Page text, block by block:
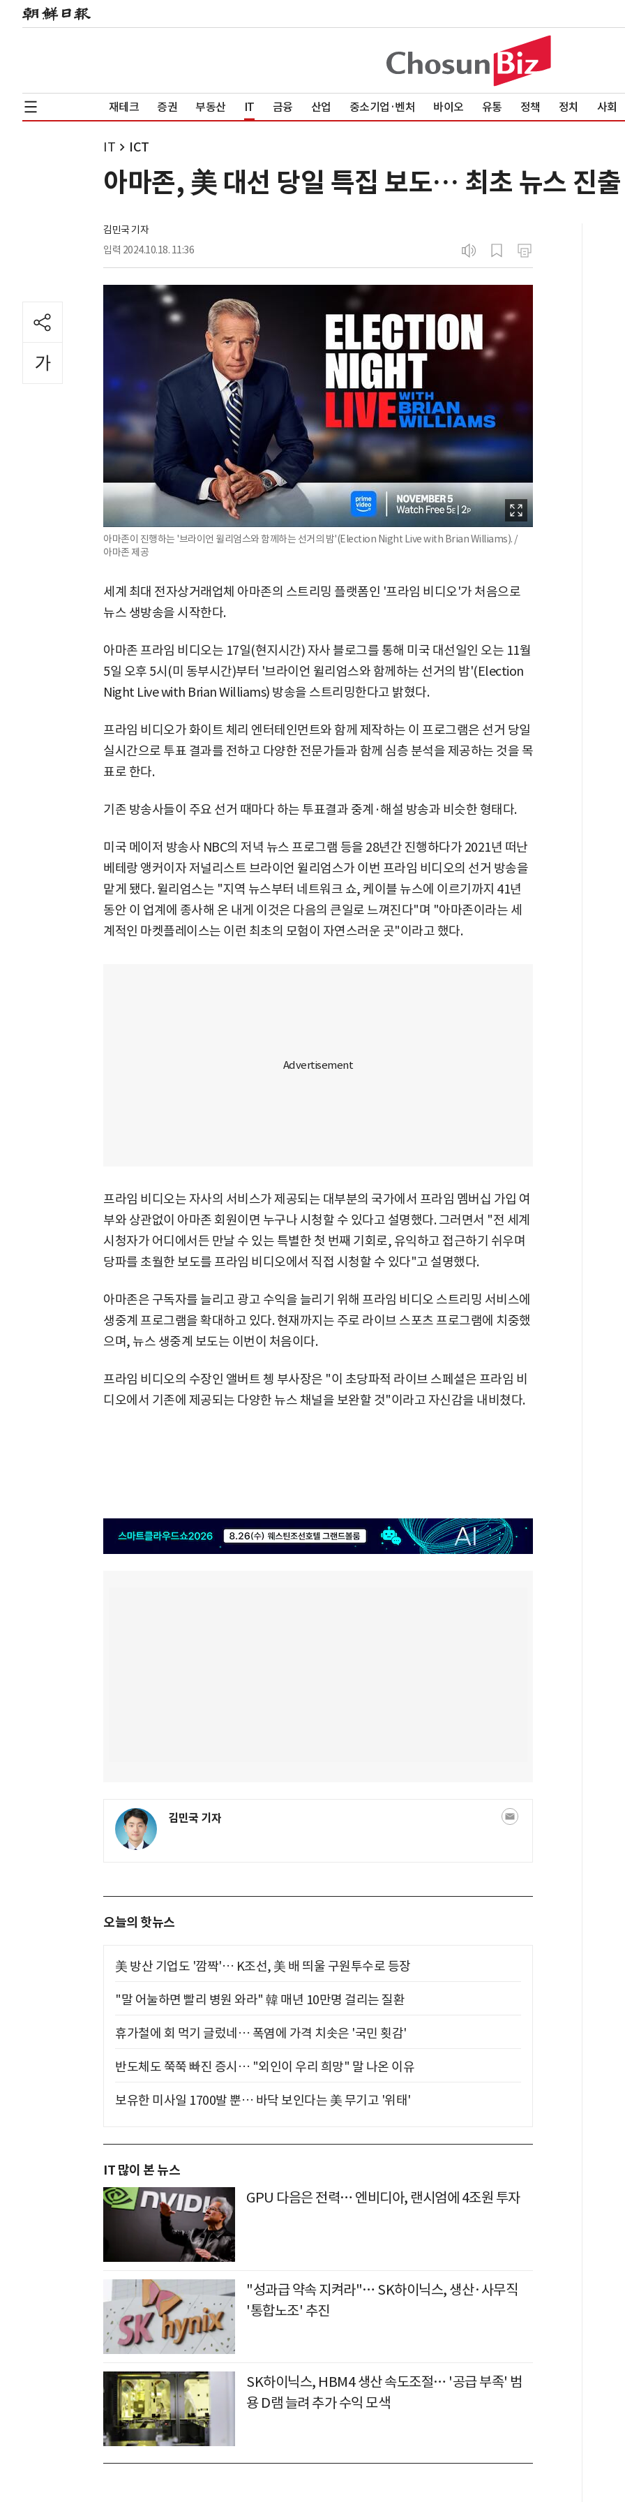
재테크 증권 부동산 IT 금융 산업 중소기업·벤처 바이오 유통 정책 정치 사회
IT ICT
아마존, 美 대선 당일 특집 보도… 최초 뉴스 진출
김민국 기자
입력 2024.10.18. 11:36
아마존이 진행하는 '브라이언 윌리엄스와 함께하는 선거의 밤'(Election Night Live with Brian Williams). /
아마존 제공
세계 최대 전자상거래업체 아마존의 스트리밍 플랫폼인 '프라임 비디오'가 처음으로
뉴스 생방송을 시작한다.
아마존 프라임 비디오는 17일(현지시간) 자사 블로그를 통해 미국 대선일인 오는 11월
5일 오후 5시(미 동부시간)부터 '브라이언 윌리엄스와 함께하는 선거의 밤'(Election
Night Live with Brian Williams) 방송을 스트리밍한다고 밝혔다.
프라임 비디오가 화이트 체리 엔터테인먼트와 함께 제작하는 이 프로그램은 선거 당일
실시간으로 투표 결과를 전하고 다양한 전문가들과 함께 심층 분석을 제공하는 것을 목
표로 한다.
기존 방송사들이 주요 선거 때마다 하는 투표결과 중계·해설 방송과 비슷한 형태다.
미국 메이저 방송사 NBC의 저녁 뉴스 프로그램 등을 28년간 진행하다가 2021년 떠난
베테랑 앵커이자 저널리스트 브라이언 윌리엄스가 이번 프라임 비디오의 선거 방송을
맡게 됐다. 윌리엄스는 "지역 뉴스부터 네트워크 쇼, 케이블 뉴스에 이르기까지 41년
동안 이 업계에 종사해 온 내게 이것은 다음의 큰일로 느껴진다"며 "아마존이라는 세
계적인 마켓플레이스는 이런 최초의 모험이 자연스러운 곳"이라고 했다.
프라임 비디오는 자사의 서비스가 제공되는 대부분의 국가에서 프라임 멤버십 가입 여
부와 상관없이 아마존 회원이면 누구나 시청할 수 있다고 설명했다. 그러면서 "전 세계
시청자가 어디에서든 만날 수 있는 특별한 첫 번째 기회로, 유익하고 접근하기 쉬우며
당파를 초월한 보도를 프라임 비디오에서 직접 시청할 수 있다"고 설명했다.
아마존은 구독자를 늘리고 광고 수익을 늘리기 위해 프라임 비디오 스트리밍 서비스에
생중계 프로그램을 확대하고 있다. 현재까지는 주로 라이브 스포츠 프로그램에 치중했
으며, 뉴스 생중계 보도는 이번이 처음이다.
프라임 비디오의 수장인 앨버트 쳉 부사장은 "이 초당파적 라이브 스페셜은 프라임 비
디오에서 기존에 제공되는 다양한 뉴스 채널을 보완할 것"이라고 자신감을 내비쳤다.
김민국 기자
오늘의 핫뉴스
美 방산 기업도 '깜짝'… K조선, 美 배 띄울 구원투수로 등장
"말 어눌하면 빨리 병원 와라" 韓 매년 10만명 걸리는 질환
휴가철에 회 먹기 글렀네… 폭염에 가격 치솟은 '국민 횟감'
반도체도 쭉쭉 빠진 증시… "외인이 우리 희망" 말 나온 이유
보유한 미사일 1700발 뿐… 바닥 보인다는 美 무기고 '위태'
IT 많이 본 뉴스
GPU 다음은 전력… 엔비디아, 랜시엄에 4조원 투자
"성과급 약속 지켜라"… SK하이닉스, 생산·사무직
'통합노조' 추진
SK하이닉스, HBM4 생산 속도조절… '공급 부족' 범
용 D램 늘려 추가 수익 모색